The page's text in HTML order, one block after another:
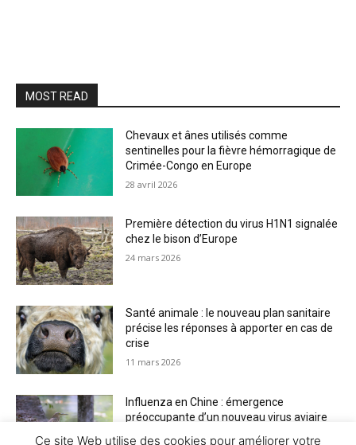
MOST READ
Chevaux et ânes utilisés comme
sentinelles pour la fièvre hémorragique de
Crimée-Congo en Europe
28 avril 2026
Première détection du virus H1N1 signalée
chez le bison d’Europe
24 mars 2026
Santé animale : le nouveau plan sanitaire
précise les réponses à apporter en cas de
crise
11 mars 2026
Influenza en Chine : émergence
préoccupante d’un nouveau virus aviaire
Ce site Web utilise des cookies pour améliorer votre